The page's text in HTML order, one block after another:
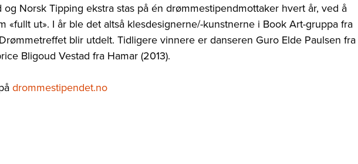
Norsk Tipping ekstra stas på én drømmestipendmottaker hvert år, ved å
«fullt ut». I år ble det altså klesdesignerne/-kunstnerne i Book Art-gruppa fra
blir utdelt. Tidligere vinnere er danseren Guro Elde Paulsen fra
Bligoud Vestad fra Hamar (2013).
drommestipendet.no